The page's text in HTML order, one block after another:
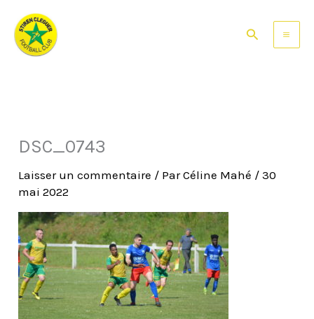
contenu
Rechercher
DSC_0743
Laisser un commentaire / ParCéline Mahé /30
mai 2022